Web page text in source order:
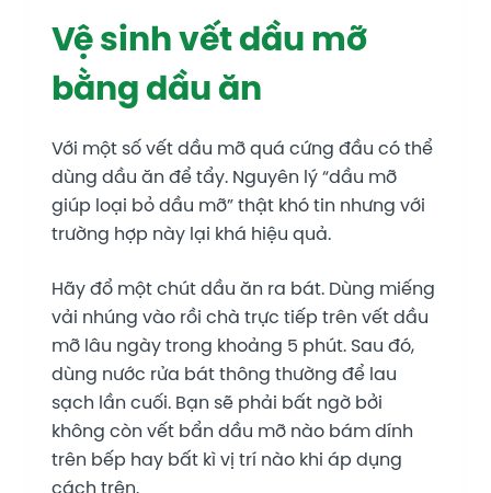
Vệ sinh vết dầu mỡ
bằng dầu ăn
Với một số vết dầu mỡ quá cứng đầu có thể
dùng dầu ăn để tẩy. Nguyên lý “dầu mỡ
giúp loại bỏ dầu mỡ” thật khó tin nhưng với
trường hợp này lại khá hiệu quả.
Hãy đổ một chút dầu ăn ra bát. Dùng miếng
vải nhúng vào rồi chà trực tiếp trên vết dầu
mỡ lâu ngày trong khoảng 5 phút. Sau đó,
dùng nước rửa bát thông thường để lau
sạch lần cuối. Bạn sẽ phải bất ngờ bởi
không còn vết bẩn dầu mỡ nào bám dính
trên bếp hay bất kì vị trí nào khi áp dụng
cách trên.